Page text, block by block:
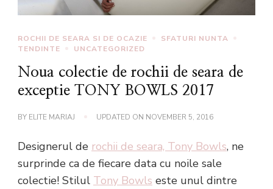
ROCHII DE SEARA SI DE OCAZIE
SFATURI NUNTA
TENDINTE
UNCATEGORIZED
Noua colectie de rochii de seara de
exceptie TONY BOWLS 2017
BY ELITE MARIAJ UPDATED ON NOVEMBER 5, 2016
Designerul de rochii de seara, Tony Bowls, ne
surprinde ca de fiecare data cu noile sale
colectie! Stilul Tony Bowls este unul dintre